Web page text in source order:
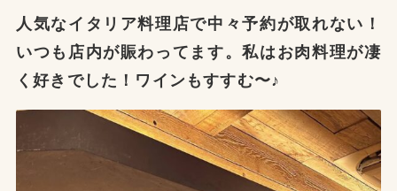
人気なイタリア料理店で中々予約が取れない！
いつも店内が賑わってます。私はお肉料理が凄
く好きでした！ワインもすすむ〜♪